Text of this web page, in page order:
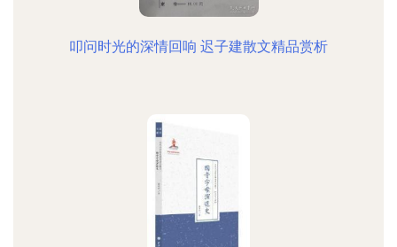
叩问时光的深情回响 迟子建散文精品赏析